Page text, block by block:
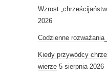
Wzrost
2026
Codzienne
Kiedy przywódcy
wierze 5 sierpnia 2026